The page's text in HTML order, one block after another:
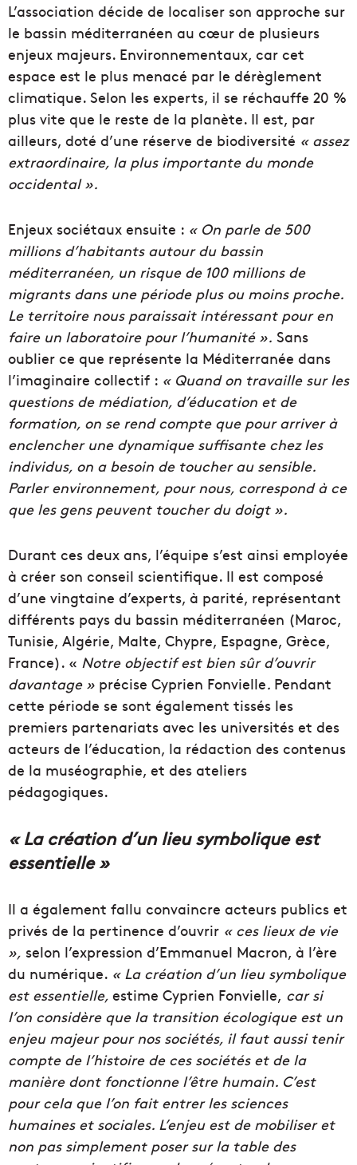
L’association décide de localiser son approche sur
le bassin méditerranéen au cœur de plusieurs
enjeux majeurs. Environnementaux, car cet
espace est le plus menacé par le dérèglement
climatique. Selon les experts, il se réchauffe 20 %
plus vite que le reste de la planète. Il est, par
ailleurs, doté d’une réserve de biodiversité « assez
extraordinaire, la plus importante du monde
occidental ».
Enjeux sociétaux ensuite : « On parle de 500
millions d’habitants autour du bassin
méditerranéen, un risque de 100 millions de
migrants dans une période plus ou moins proche.
Le territoire nous paraissait intéressant pour en
faire un laboratoire pour l’humanité ». Sans
oublier ce que représente la Méditerranée dans
l’imaginaire collectif : « Quand on travaille sur les
questions de médiation, d’éducation et de
formation, on se rend compte que pour arriver à
enclencher une dynamique suffisante chez les
individus, on a besoin de toucher au sensible.
Parler environnement, pour nous, correspond à ce
que les gens peuvent toucher du doigt ».
Durant ces deux ans, l’équipe s’est ainsi employée
à créer son conseil scientifique. Il est composé
d’une vingtaine d’experts, à parité, représentant
différents pays du bassin méditerranéen (Maroc,
Tunisie, Algérie, Malte, Chypre, Espagne, Grèce,
France). « Notre objectif est bien sûr d’ouvrir
davantage » précise Cyprien Fonvielle. Pendant
cette période se sont également tissés les
premiers partenariats avec les universités et des
acteurs de l’éducation, la rédaction des contenus
de la muséographie, et des ateliers
pédagogiques.
« La création d’un lieu symbolique est
essentielle »
Il a également fallu convaincre acteurs publics et
privés de la pertinence d’ouvrir « ces lieux de vie
», selon l’expression d’Emmanuel Macron, à l’ère
du numérique. « La création d’un lieu symbolique
est essentielle, estime Cyprien Fonvielle, car si
l’on considère que la transition écologique est un
enjeu majeur pour nos sociétés, il faut aussi tenir
compte de l’histoire de ces sociétés et de la
manière dont fonctionne l’être humain. C’est
pour cela que l’on fait entrer les sciences
humaines et sociales. L’enjeu est de mobiliser et
non pas simplement poser sur la table des